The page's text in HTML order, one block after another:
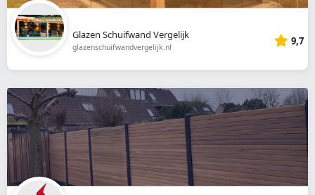
Glazen Schuifwand Vergelijk
glazenschuifwandvergelijk.nl 9,7